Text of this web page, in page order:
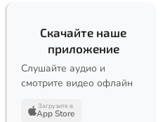
Скачайте наше
приложение
Слушайте аудио и
смотрите видео офлайн
Загрузите в
App Store